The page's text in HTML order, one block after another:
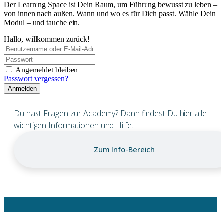
Der Learning Space ist Dein Raum, um Führung bewusst zu leben –
von innen nach außen. Wann und wo es für Dich passt. Wähle Dein
Modul – und tauche ein.
Hallo, willkommen zurück!
Angemeldet bleiben
Passwort vergessen?
Anmelden
Du hast Fragen zur Academy? Dann findest Du hier alle
wichtigen Informationen und Hilfe.
Zum Info-Bereich